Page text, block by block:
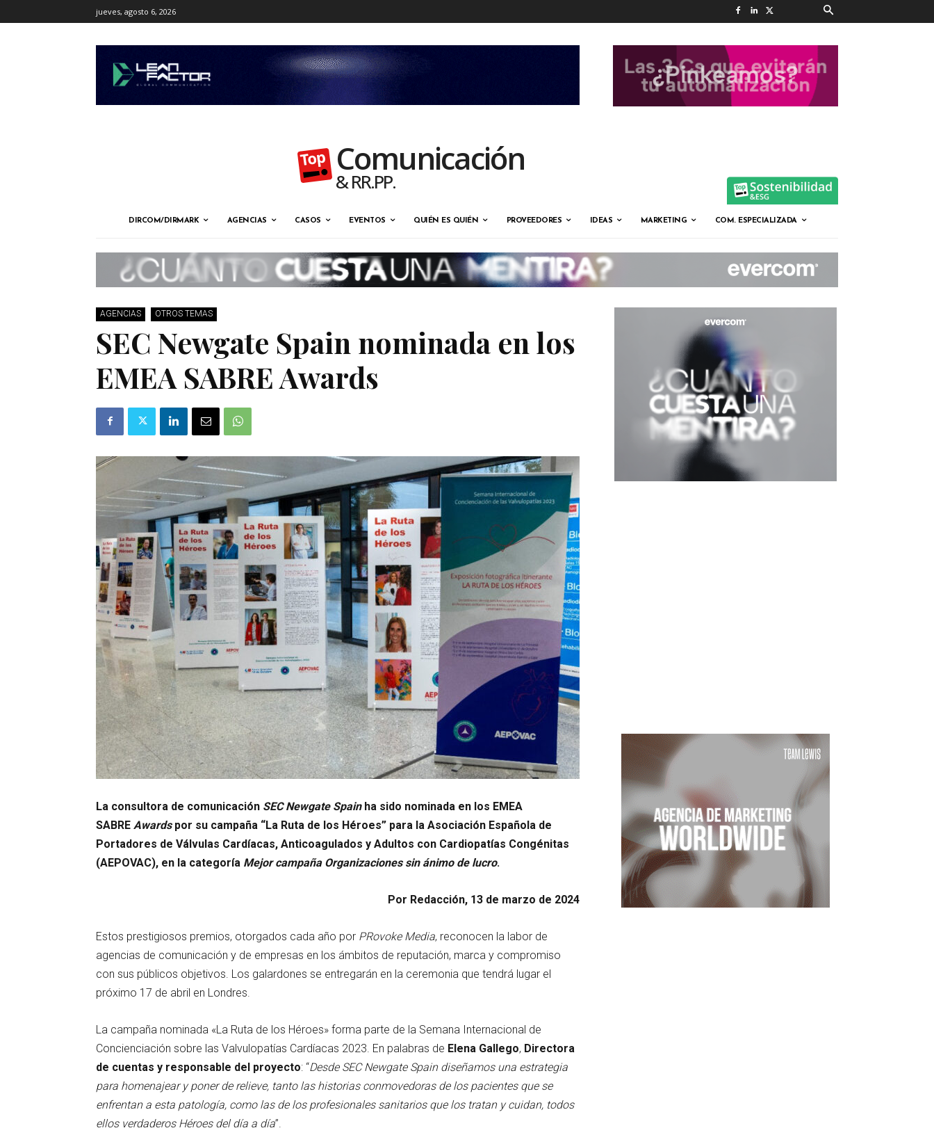
jueves, agosto 6, 2026
Comunicación
& RR.PP.
DIRCOM/DIRMARK AGENCIAS CASOS EVENTOS QUIÉN ES QUIÉN PROVEEDORES IDEAS MARKETING COM. ESPECIALIZADA
AGENCIAS OTROS TEMAS
SEC Newgate Spain nominada en los
EMEA SABRE Awards
La consultora de comunicación SEC Newgate Spain ha sido nominada en los EMEA
SABRE Awardspor su campaña “La Ruta de los Héroes” para la Asociación Española de
Portadores de Válvulas Cardíacas, Anticoagulados y Adultos con Cardiopatías Congénitas
(AEPOVAC), en la categoría Mejor campaña Organizaciones sin ánimo de lucro.
Por Redacción, 13 de marzo de 2024
Estos prestigiosos premios, otorgados cada año por PRovoke Media, reconocen la labor de
agencias de comunicación y de empresas en los ámbitos de reputación, marca y compromiso
con sus públicos objetivos. Los galardones se entregarán en la ceremonia que tendrá lugar el
próximo 17 de abril en Londres.
La campaña nominada «La Ruta de los Héroes» forma parte de la Semana Internacional de
Concienciación sobre las Valvulopatías Cardíacas 2023. En palabras de Elena Gallego, Directora
de cuentas y responsable del proyecto: “Desde SEC Newgate Spain diseñamos una estrategia
para homenajear y poner de relieve, tanto las historias conmovedoras de los pacientes que se
enfrentan a esta patología, como las de los profesionales sanitarios que los tratan y cuidan, todos
ellos verdaderos Héroes del día a día”.